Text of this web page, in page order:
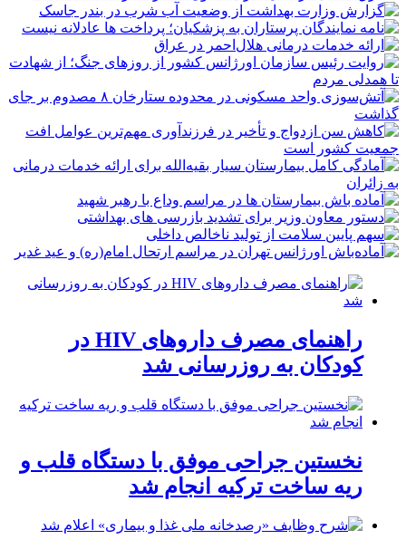
راهنمای مصرف داروهای HIV در
کودکان به روزرسانی شد
نخستین جراحی موفق با دستگاه قلب و
ریه ساخت ترکیه انجام شد